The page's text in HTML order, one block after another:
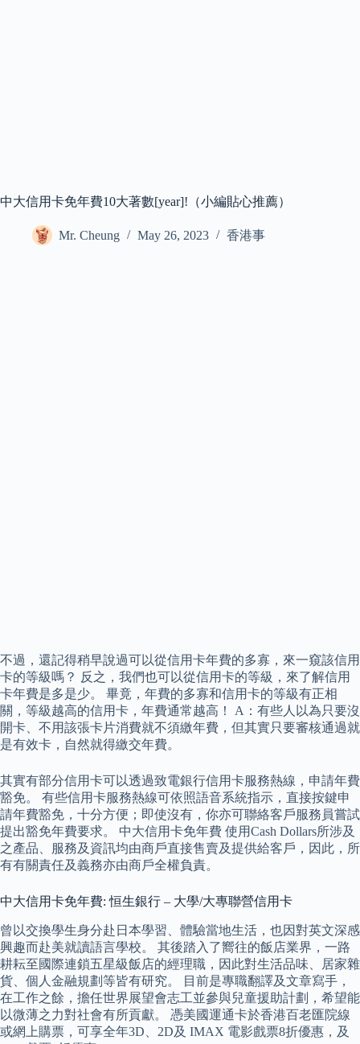
中大信用卡免年費10大著數[year]!（小編貼心推薦）
Mr. Cheung May 26, 2023 香港事
不過，還記得稍早說過可以從信用卡年費的多寡，來一窺該信用
卡的等級嗎？ 反之，我們也可以從信用卡的等級，來了解信用
卡年費是多是少。 畢竟，年費的多寡和信用卡的等級有正相
關，等級越高的信用卡，年費通常越高！ A：有些人以為只要沒
開卡、不用該張卡片消費就不須繳年費，但其實只要審核通過就
是有效卡，自然就得繳交年費。
其實有部分信用卡可以透過致電銀行信用卡服務熱線，申請年費
豁免。 有些信用卡服務熱線可依照語音系統指示，直接按鍵申
請年費豁免，十分方便；即使沒有，你亦可聯絡客戶服務員嘗試
提出豁免年費要求。 中大信用卡免年費 使用Cash Dollars所涉及
之產品、服務及資訊均由商戶直接售賣及提供給客戶，因此，所
有有關責任及義務亦由商戶全權負責。
中大信用卡免年費: 恒生銀行 – 大學/大專聯營信用卡
曾以交換學生身分赴日本學習、體驗當地生活，也因對英文深感
興趣而赴美就讀語言學校。 其後踏入了嚮往的飯店業界，一路
耕耘至國際連鎖五星級飯店的經理職，因此對生活品味、居家雜
貨、個人金融規劃等皆有研究。 目前是專職翻譯及文章寫手，
在工作之餘，擔任世界展望會志工並參與兒童援助計劃，希望能
以微薄之力對社會有所貢獻。 憑美國運通卡於香港百老匯院線
或網上購票，可享全年3D、2D及 IMAX 電影戲票8折優惠，及